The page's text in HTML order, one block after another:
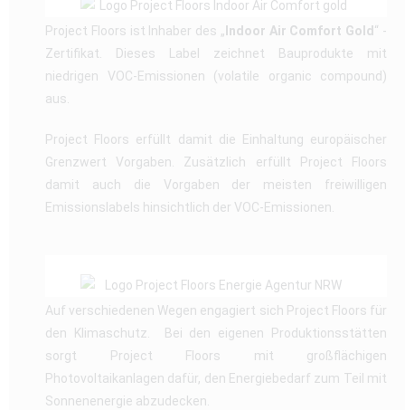
Project Floors ist Inhaber des „ Indoor Air Comfort Gold “ -
Zertifikat. Dieses Label zeichnet Bauprodukte mit
niedrigen VOC-Emissionen (volatile organic compound)
aus.
Project Floors erfüllt damit die Einhaltung europäischer
Grenzwert Vorgaben. Zusätzlich erfüllt Project Floors
damit auch die Vorgaben der meisten freiwilligen
Emissionslabels hinsichtlich der VOC-Emissionen.
Auf verschiedenen Wegen engagiert sich Project Floors für
den Klimaschutz. Bei den eigenen Produktionsstätten
sorgt Project Floors mit großflächigen
Photovoltaikanlagen dafür, den Energiebedarf zum Teil mit
Sonnenenergie abzudecken.